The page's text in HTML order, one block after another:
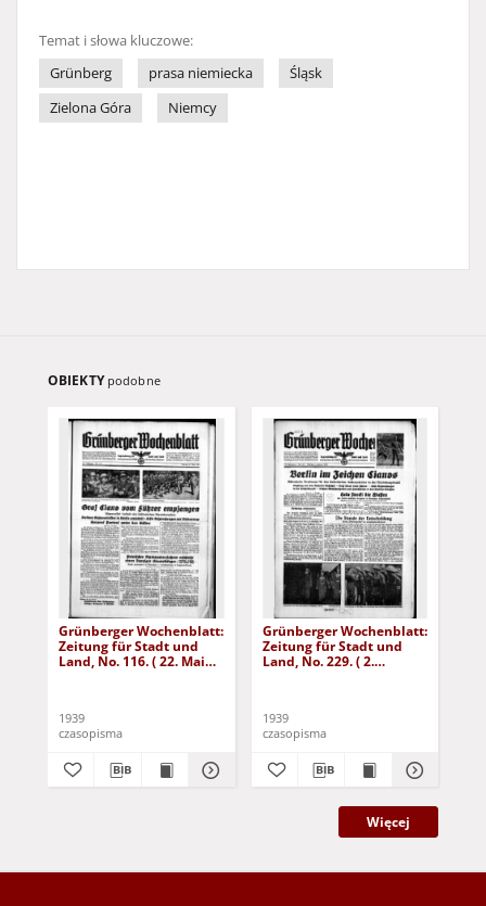
Temat i słowa kluczowe:
Grünberg
prasa niemiecka
Śląsk
Zielona Góra
Niemcy
OBIEKTY podobne
Grünberger Wochenblatt:
Zeitung für Stadt und
Land, No. 116. ( 22. Mai
1939
czasopisma
Grünberger Wochenblatt:
Zeitung für Stadt und
Land, No. 229. ( 2.
1939
czasopisma
Więcej